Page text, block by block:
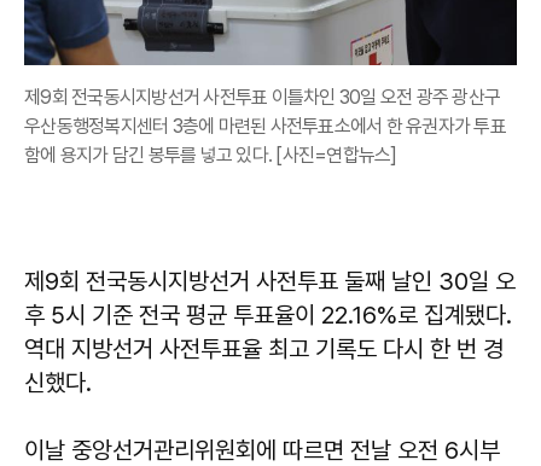
제9회 전국동시지방선거 사전투표 이틀차인 30일 오전 광주 광산구
우산동행정복지센터 3층에 마련된 사전투표소에서 한 유권자가 투표
함에 용지가 담긴 봉투를 넣고 있다. [사진=연합뉴스]
제9회 전국동시지방선거 사전투표 둘째 날인 30일 오
후 5시 기준 전국 평균 투표율이 22.16%로 집계됐다.
역대 지방선거 사전투표율 최고 기록도 다시 한 번 경
신했다.
이날 중앙선거관리위원회에 따르면 전날 오전 6시부